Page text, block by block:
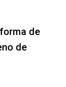
de
de